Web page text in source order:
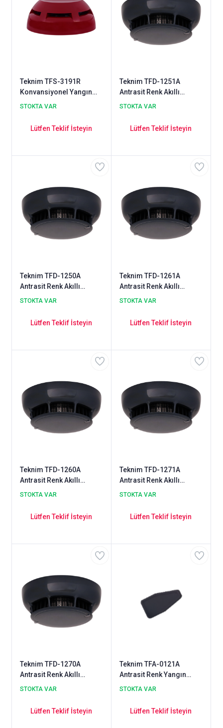
Teknim TFS-3191R
Konvansiyonel Yangın
Alarm Sireni
STOKTA VAR
Lütfen Teklif İsteyin
Teknim TFD-1251A
Antrasit Renk Akıllı
Adresli Dahili İzolatörlü
STOKTA VAR
Lütfen Teklif İsteyin
Teknim TFD-1250A
Antrasit Renk Akıllı
Adresli Optik Duman
STOKTA VAR
Lütfen Teklif İsteyin
Teknim TFD-1261A
Antrasit Renk Akıllı
Adresli Dahili İzolatörlü
(Sabit Sıcaklık + Isı Artış)
STOKTA VAR
Lütfen Teklif İsteyin
Teknim TFD-1260A
Antrasit Renk Akıllı
Adresli Isı+Isı Artış
+ Isı Artış)
STOKTA VAR
Lütfen Teklif İsteyin
Teknim TFD-1271A
Antrasit Renk Akıllı
Adresli Dahili İzolatörlü
Dedektörü (Multisensör)
STOKTA VAR
Lütfen Teklif İsteyin
Teknim TFD-1270A
Antrasit Renk Akıllı
Adresli Dahili İzolatörlü
Dedektörü (Multisensör)
STOKTA VAR
Lütfen Teklif İsteyin
Teknim TFA-0121A
Antrasit Renk Yangın
Dedektörleri İçin Adres
STOKTA VAR
Lütfen Teklif İsteyin